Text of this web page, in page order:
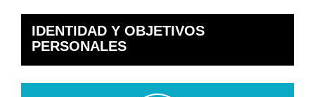
IDENTIDAD Y OBJETIVOS
PERSONALES